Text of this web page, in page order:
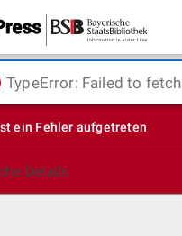
TypeError: Failed to fetch
ein Fehler aufgetreten
Details